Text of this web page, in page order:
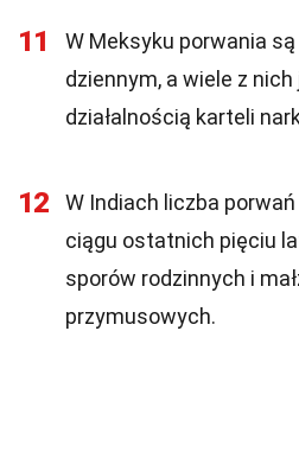
11
W Meksyku porwania
dziennym, a wiele z
działalnością karteli
12
W Indiach liczba porwań
ciągu ostatnich pięciu
sporów rodzinnych i
przymusowych.